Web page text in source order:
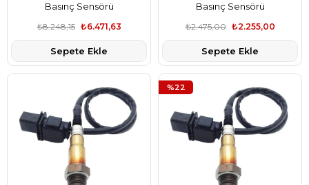
Basınç Sensörü
₺6.471,63
₺8.248,15
Sepete Ekle
Basınç Sensörü
₺2.255,00
₺2.475,00
Sepete Ekle
%22